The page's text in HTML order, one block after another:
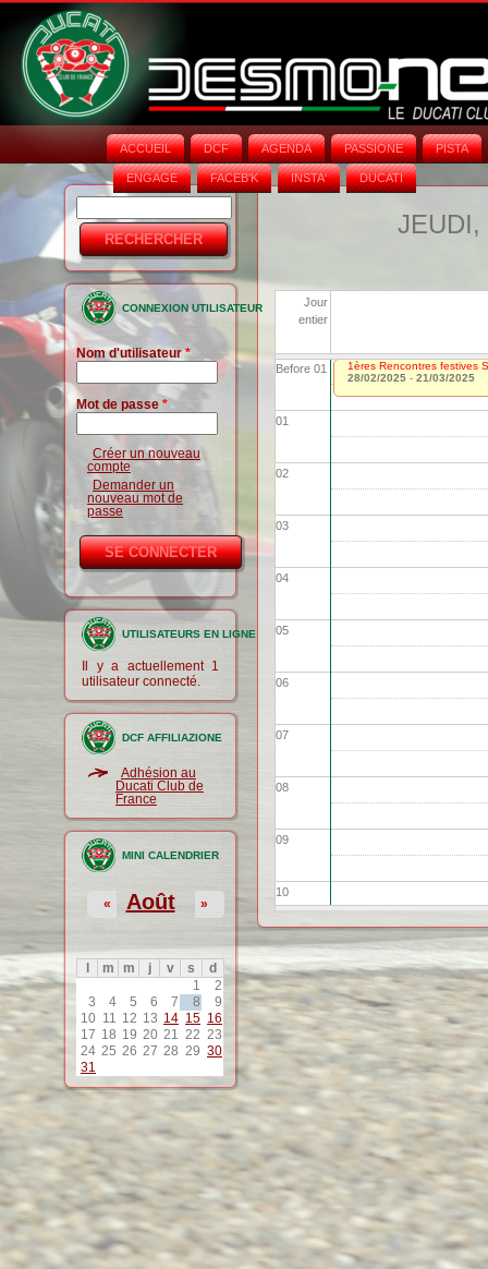
ACCUEIL DCF AGENDA PASSIONE PISTA
ENGAGE FACEB'K INSTA‘ DUCATI
Formulaire
de
recherche
CONNEXION UTILISATEUR
Nom d'utilisateur*
Mot de passe *
Créer un nouveau
compte
Demander un
nouveau mot de
passe
UTILISATEURS EN LIGNE
Il y a actuellement 1
utilisateur connecté.
DCF AFFILIAZIONE
Adhésion au
Ducati Club de
France
MINI CALENDRIER
Août
« »
m m j v s
d
1
2
3
4 5 6 7 8
9
10 11 12 13 14 15 16
17 18 19 20 21 22 23
24 25 26 27 28 29 30
31
JEUDI,
Jour
entier
Before 01
01
02
03
04
05
06
07
08
09
10
11
12
13
15
17
1ères Rencontres festives
28/02/2025 - 21/03/2025